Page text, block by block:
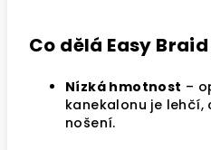
Co dělá Easy
Nízká hmotnost –
kanekalonu je lehčí,
nošení.